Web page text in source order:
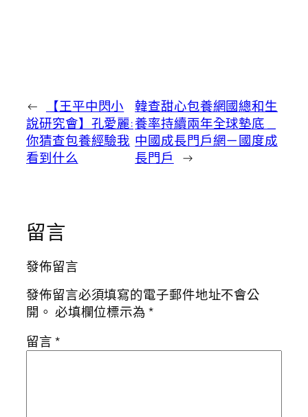
←
【王平中閃小
說研究會】孔愛麗:
你猜查包養經驗我
看到什么
韓查甜心包養網國總和生
養率持續兩年全球墊底 _
中國成長門戶網－國度成
長門戶
→
留言
發佈留言
發佈留言必須填寫的電子郵件地址不會公
開。 必填欄位標示為*
留言*